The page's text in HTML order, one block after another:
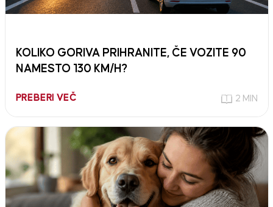
KOLIKO GORIVA PRIHRANITE, ČE VOZITE 90
NAMESTO 130 KM/H?
PREBERI VEČ 2 MIN